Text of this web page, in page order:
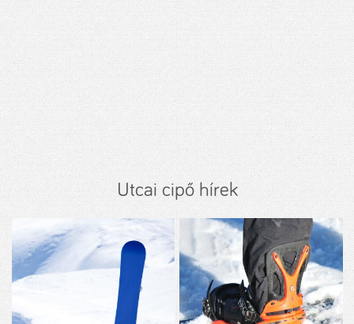
Utcai cipő hírek